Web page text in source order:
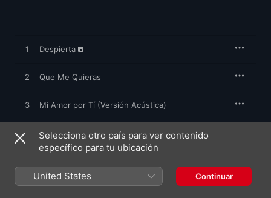
1 Despierta
2 Que Me Quieras
3 Mi Amor por Tí (Versión Acústica)
4 Te Enseñaré
Selecciona otro país para ver contenido
específico para tu ubicación
United States Continuar